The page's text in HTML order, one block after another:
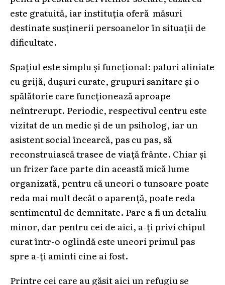
este gratuită, iar instituția oferă măsuri
destinate susținerii persoanelor în situații de
dificultate.
Spațiul este simplu și funcțional: paturi aliniate
cu grijă, dușuri curate, grupuri sanitare și o
spălătorie care funcționează aproape
neîntrerupt. Periodic, respectivul centru este
vizitat de un medic și de un psiholog, iar un
asistent social încearcă, pas cu pas, să
reconstruiască trasee de viață frânte. Chiar și
un frizer face parte din această mică lume
organizată, pentru că uneori o tunsoare poate
reda mai mult decât o aparență, poate reda
sentimentul de demnitate. Pare a fi un detaliu
minor, dar pentru cei de aici, a-ți privi chipul
curat într-o oglindă este uneori primul pas
spre a-ți aminti cine ai fost.
Printre cei care au găsit aici un refugiu se